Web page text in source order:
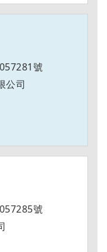
號
公司
號